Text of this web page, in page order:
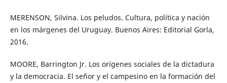
MERENSON, Silvina. Los peludos. Cultura, política y nación
en los márgenes del Uruguay. Buenos Aires: Editorial Gorla,
2016.
MOORE, Barrington Jr. Los orígenes sociales de la dictadura
y la democracia. El señor y el campesino en la formación del